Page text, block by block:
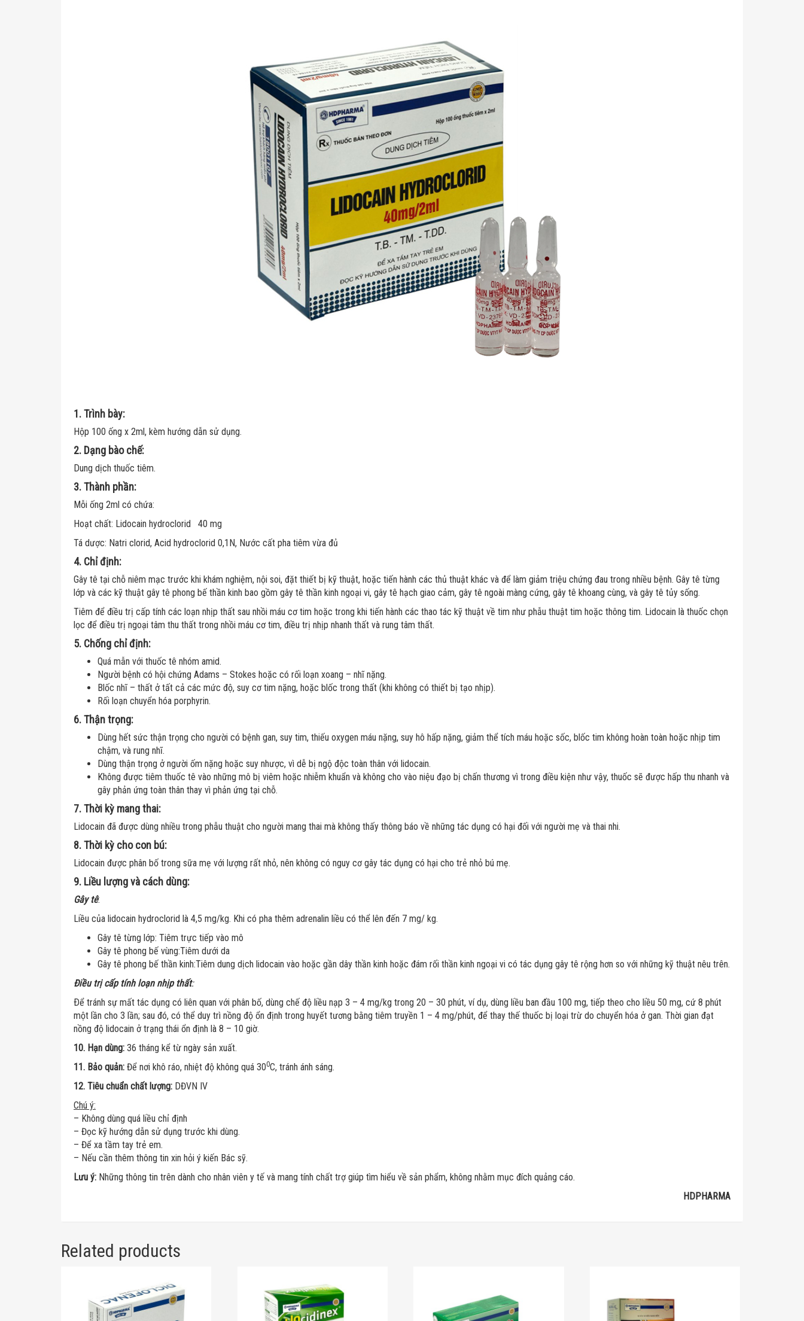
1. Trình bày:
Hộp 100 ống x 2ml, kèm hướng dẫn sử dụng.
2. Dạng bào chế:
Dung dịch thuốc tiêm.
3. Thành phần:
Mỗi ống 2ml có chứa:
Hoạt chất: Lidocain hydroclorid 40 mg
Tá dược: Natri clorid, Acid hydroclorid 0,1N, Nước cất pha tiêm vừa đủ
4. Chỉ định:
Gây tê tại chỗ niêm mạc trước khi khám nghiệm, nội soi, đặt thiết bị kỹ thuật, hoặc tiến hành các thủ thuật khác và để làm giảm triệu chứng đau trong nhiều bệnh. Gây tê từng
lớp và các kỹ thuật gây tê phong bế thần kinh bao gồm gây tê thần kinh ngoại vi, gây tê hạch giao cảm, gây tê ngoài màng cứng, gây tê khoang cùng, và gây tê tủy sống.
Tiêm để điều trị cấp tính các loạn nhịp thất sau nhồi máu cơ tim hoặc trong khi tiến hành các thao tác kỹ thuật về tim như phẫu thuật tim hoặc thông tim. Lidocain là thuốc chọn
lọc để điều trị ngoại tâm thu thất trong nhồi máu cơ tim, điều trị nhịp nhanh thất và rung tâm thất.
5. Chống chỉ định:
Quá mẫn với thuốc tê nhóm amid.
Người bệnh có hội chứng Adams – Stokes hoặc có rối loạn xoang – nhĩ nặng.
Blốc nhĩ – thất ở tất cả các mức độ, suy cơ tim nặng, hoặc blốc trong thất (khi không có thiết bị tạo nhịp).
Rối loạn chuyển hóa porphyrin.
6. Thận trọng:
Dùng hết sức thận trọng cho người có bệnh gan, suy tim, thiếu oxygen máu nặng, suy hô hấp nặng, giảm thể tích máu hoặc sốc, blốc tim không hoàn toàn hoặc nhịp tim
chậm, và rung nhĩ.
Dùng thận trọng ở người ốm nặng hoặc suy nhược, vì dễ bị ngộ độc toàn thân với lidocain.
Không được tiêm thuốc tê vào những mô bị viêm hoặc nhiễm khuẩn và không cho vào niệu đạo bị chấn thương vì trong điều kiện như vậy, thuốc sẽ được hấp thu nhanh và
gây phản ứng toàn thân thay vì phản ứng tại chỗ.
7. Thời kỳ mang thai:
Lidocain đã được dùng nhiều trong phẫu thuật cho người mang thai mà không thấy thông báo về những tác dụng có hại đối với người mẹ và thai nhi.
8. Thời kỳ cho con bú:
Lidocain được phân bố trong sữa mẹ với lượng rất nhỏ, nên không có nguy cơ gây tác dụng có hại cho trẻ nhỏ bú mẹ.
9. Liều lượng và cách dùng:
Gây tê:
Liều của lidocain hydroclorid là 4,5 mg/kg. Khi có pha thêm adrenalin liều có thể lên đến 7 mg/ kg.
Gây tê từng lớp: Tiêm trực tiếp vào mô
Gây tê phong bế vùng:Tiêm dưới da
Gây tê phong bế thần kinh:Tiêm dung dịch lidocain vào hoặc gần dây thần kinh hoặc đám rối thần kinh ngoại vi có tác dụng gây tê rộng hơn so với những kỹ thuật nêu trên.
Ðiều trị cấp tính loạn nhịp thất:
Ðể tránh sự mất tác dụng có liên quan với phân bố, dùng chế độ liều nạp 3 – 4 mg/kg trong 20 – 30 phút, ví dụ, dùng liều ban đầu 100 mg, tiếp theo cho liều 50 mg, cứ 8 phút
một lần cho 3 lần; sau đó, có thể duy trì nồng độ ổn định trong huyết tương bằng tiêm truyền 1 – 4 mg/phút, để thay thế thuốc bị loại trừ do chuyển hóa ở gan. Thời gian đạt
nồng độ lidocain ở trạng thái ổn định là 8 – 10 giờ.
10. Hạn dùng: 36 tháng kể từ ngày sản xuất.
11. Bảo quản: Để nơi khô ráo, nhiệt độ không quá 300C, tránh ánh sáng.
12. Tiêu chuẩn chất lượng: DĐVN IV
Chú ý:
– Không dùng quá liều chỉ định
– Đọc kỹ hướng dẫn sử dụng trước khi dùng.
– Để xa tầm tay trẻ em.
– Nếu cần thêm thông tin xin hỏi ý kiến Bác sỹ.
Lưu ý: Những thông tin trên dành cho nhân viên y tế và mang tính chất trợ giúp tìm hiểu về sản phẩm, không nhằm mục đích quảng cáo.
HDPHARMA
Related products